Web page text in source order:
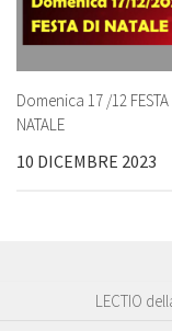
Domenica 17 /12 FESTA
NATALE
10 DICEMBRE 2023
LECTIO